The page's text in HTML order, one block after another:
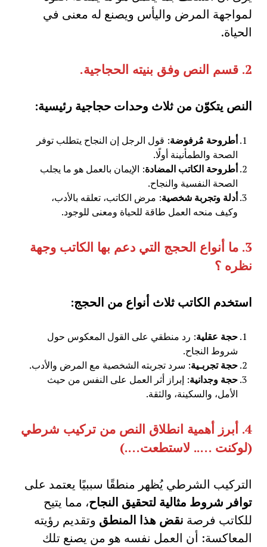
لمواجهة المرض واليأس ويصنع له معنى في
الحياة.
2. قسم النص وفق بنيته الحجاجية.
النص يتكوّن من ثلاث وحدات حجاجية رئيسية:
أطروحة مُرفوضة: قول الرجل إن النجاح يتطلب توفر
الصحة والطمأنينة أولًا.
أطروحة الكاتب المضادة: الإيمان بالعمل هو ما يجلب
الصحة النفسية والنجاح.
أدلة وتجربة شخصية: مرض الكاتب، تعلقه بالأدب،
وكيف منحه العمل طاقة للحياة ومعنى للوجود.
3. ما أنواع الحجج التي دعم بها الكاتب وجهة
نظره ؟
استخدم الكاتب ثلاث أنواع من الحجج:
حجة عقلية: رد منطقي على القول المعكوس حول
شروط النجاح.
حجة تجربـية: سرد تجربته الشخصية مع المرض والأدب.
حجة وجدانية: إبراز أثر العمل على النفس من حيث
الأمل، والسكينة، والثقة.
4. أبرز أهمية انطلاق النص من تركيب شرطي
(لوكنت ….. لاستطعت….)
التركيب الشرطي يُظهر منطقًا سببيًا يعتمد على
توافر شروط مثالية لتحقيق النجاح، مما يتيح
للكاتب فرصة نقض هذا المنطق وتقديم رؤيته
المعاكسة: أن العمل نفسه هو من يصنع تلك